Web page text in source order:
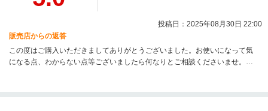
投稿日：2025年08月30日 22:00
販売店からの返答
この度はご購入いただきましてありがとうございました。お使いになって気
になる点、わからない点等ございましたら何なりとご相談くださいませ。今